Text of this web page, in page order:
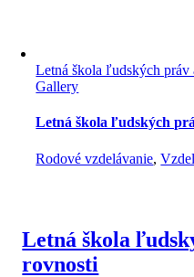
Letná škola ľudských práv
Gallery
Letná škola ľudských
Rodové vzdelávanie,
Letná škola
rovnosti